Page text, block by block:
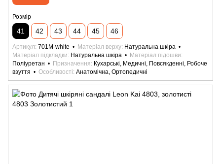
Розмір
41 42 43 44 45 46
Артикул 701M-white Матеріал верху Натуральна шкіра
Матеріал підкладки
Натуральна шкіра
Матеріал підошви
Поліуретан
Призначення
Кухарські, Медичні, Повсякденні, Робоче
взуття
Особливості Анатомічна, Ортопедичні